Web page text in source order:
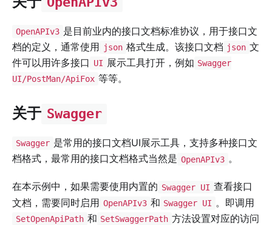
OpenAPIv3 是目前业内的接口文档标准协议，用于接口文
档的定义，通常使用 json 格式生成。该接口文档 json 文
件可以用许多接口 UI 展示工具打开，例如 Swagger
UI/PostMan/ApiFox 等等。
关于 Swagger
Swagger 是常用的接口文档UI展示工具，支持多种接口文
档格式，最常用的接口文档格式当然是 OpenAPIv3 。
在本示例中，如果需要使用内置的 Swagger UI 查看接口
文档，需要同时启用 OpenAPIv3 和 Swagger UI 。即调用
SetOpenApiPath 和 SetSwaggerPath 方法设置对应的访问